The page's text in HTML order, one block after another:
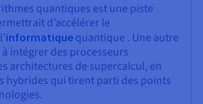
quantiques est une piste
d’accélérer le
informatique quantique . Une autre
intégrer des processeurs
architectures de supercalcul, en
hybrides qui tirent parti des points